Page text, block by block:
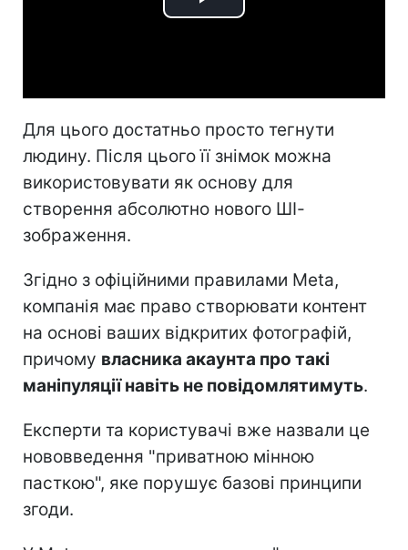
Play
Для цього достатньо просто тегнути
людину. Після цього її знімок можна
використовувати як основу для
створення абсолютно нового ШІ-
зображення.
Згідно з офіційними правилами Meta,
компанія має право створювати контент
на основі ваших відкритих фотографій,
причому власника акаунта про такі
маніпуляції навіть не повідомлятимуть.
Експерти та користувачі вже назвали це
нововведення "приватною мінною
пасткою", яке порушує базові принципи
згоди.